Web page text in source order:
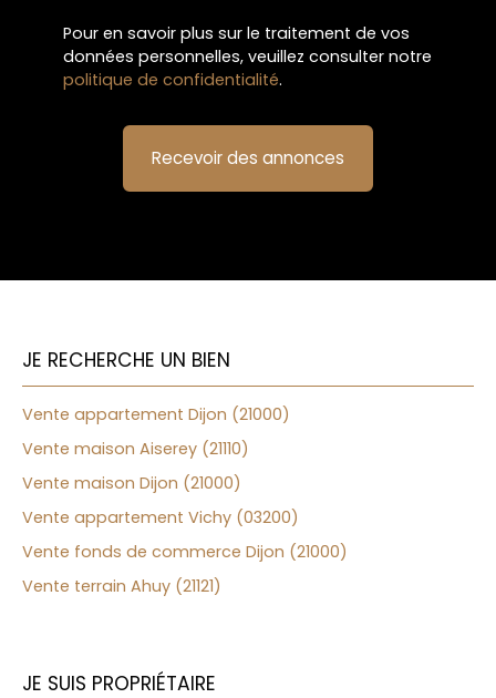
Pour en savoir plus sur le traitement de vos
données personnelles, veuillez consulter notre
politique de confidentialité.
Recevoir des annonces
JE RECHERCHE UN BIEN
Vente appartement Dijon (21000)
Vente maison Aiserey (21110)
Vente maison Dijon (21000)
Vente appartement Vichy (03200)
Vente fonds de commerce Dijon (21000)
Vente terrain Ahuy (21121)
JE SUIS PROPRIÉTAIRE